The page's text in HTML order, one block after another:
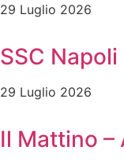
29 Luglio 2026
SSC
29 Luglio 2026
Il Mattino –